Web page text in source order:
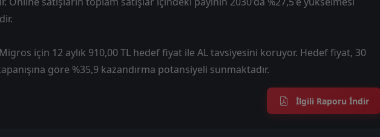
Migros için 12 aylık 910,00 TL hedef fiyat ile AL tavsiyesini koruyor. Hedef fiyat, 30
göre %35,9 kazandırma potansiyeli sunmaktadır.
İlgili Raporu İndir